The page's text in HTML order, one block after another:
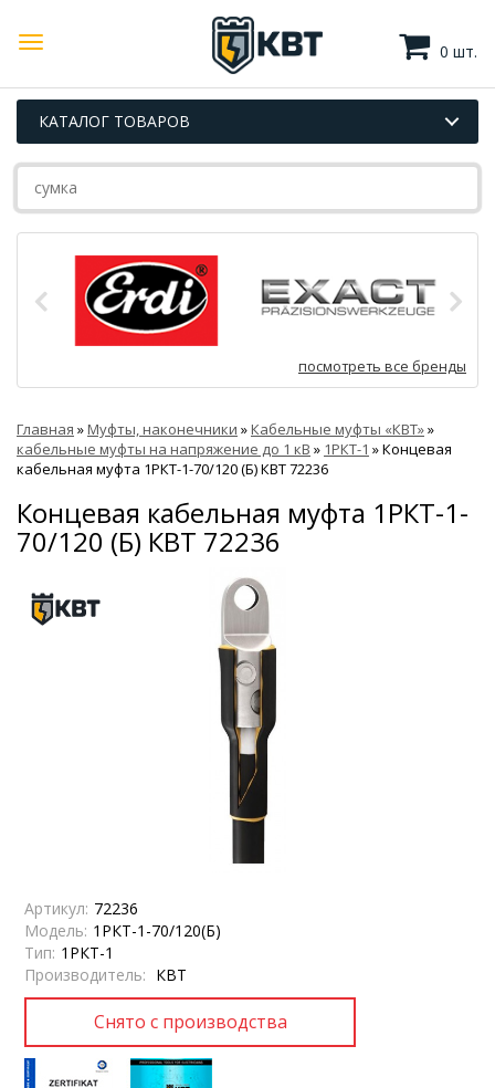
0 шт.
КАТАЛОГ ТОВАРОВ
посмотреть все бренды
Главная »Муфты, наконечники »Кабельные муфты «КВТ»»
кабельные муфты на напряжение до 1 кВ » 1РКТ-1 »Концевая
кабельная муфта 1РКТ-1-70/120 (Б) КВТ 72236
Концевая кабельная муфта 1РКТ-1-
70/120 (Б) КВТ 72236
Артикул: 72236
Модель: 1РКТ-1-70/120(Б)
Тип: 1РКТ-1
Производитель: КВТ